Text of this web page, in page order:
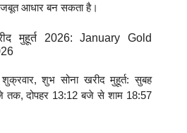
आधार बन सकता है।
मुहूर्त 2026: January Gold
शुभ सोना खरीद मुहूर्त: सुबह
दोपहर 13:12 बजे से शाम 18:57